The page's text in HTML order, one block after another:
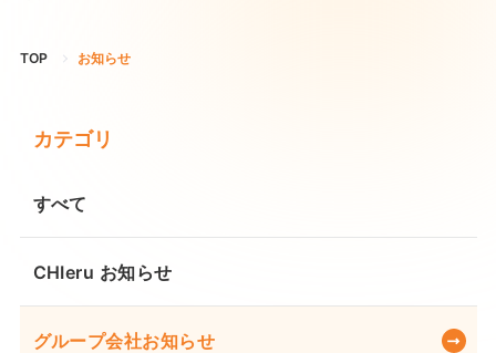
TOP お知らせ
カテゴリ
すべて
CHIeru お知らせ
グループ会社お知らせ